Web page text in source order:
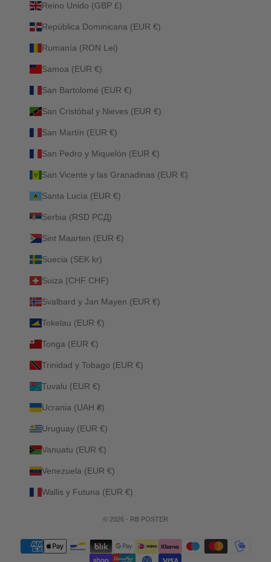
Reino Unido (GBP £)
República Dominicana (EUR €)
Rumanía (RON Lei)
Samoa (EUR €)
San Bartolomé (EUR €)
San Cristóbal y Nieves (EUR €)
San Martín (EUR €)
San Pedro y Miquelón (EUR €)
San Vicente y las Granadinas (EUR €)
Santa Lucía (EUR €)
Serbia (RSD РСД)
Sint Maarten (EUR €)
Suecia (SEK kr)
Suiza (CHF CHF)
Svalbard y Jan Mayen (EUR €)
Tokelau (EUR €)
Tonga (EUR €)
Trinidad y Tobago (EUR €)
Tuvalu (EUR €)
Ucrania (UAH ₴)
Uruguay (EUR €)
Vanuatu (EUR €)
Venezuela (EUR €)
Wallis y Futuna (EUR €)
© 2026 - RB POSTER